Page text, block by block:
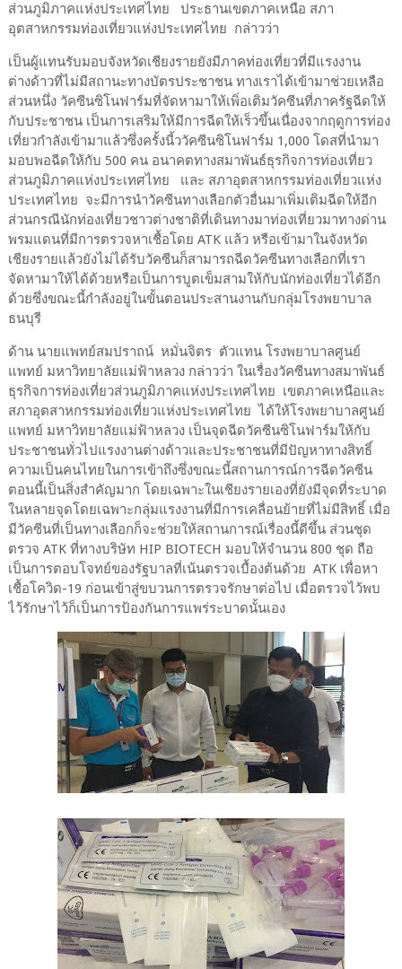
ส่วนภูมิภาคแห่งประเทศไทย ประธานเขตภาคเหนือ สภา
อุตสาหกรรมท่องเที่ยวแห่งประเทศไทย กล่าวว่า
เป็นผู้แทนรับมอบจังหวัดเชียงรายยังมีภาคท่องเที่ยวที่มีแรงงาน
ต่างด้าวที่ไม่มีสถานะทางบัตรประชาชน ทางเราได้เข้ามาช่วยเหลือ
ส่วนหนึ่ง วัคซีนซิโนฟาร์มที่จัดหามาให้เพิ่อเติมวัคซีนที่ภาครัฐฉีดให้
กับประชาชน เป็นการเสริมให้มีการฉีดให้เร็วขึ้นเนื่องจากฤดูการท่อง
เที่ยวกำลังเข้ามาแล้วซึ่งครั้งนี้ววัคซีนซิโนฟาร์ม 1,000 โดสที่นำมา
มอบพอฉีดให้กับ 500 คน อนาคตทางสมาพันธ์ธุรกิจการท่องเที่ยว
ส่วนภูมิภาคแห่งประเทศไทย และ สภาอุตสาหกรรมท่องเที่ยวแห่ง
ประเทศไทย จะมีการนำวัคซีนทางเลือกตัวอื่นมาเพิ่มเติมฉีดให้อีก
ส่วนกรณีนักท่องเที่ยวชาวต่างชาติที่เดินทางมาท่องเที่ยวมาทางด่าน
พรมแดนที่มีการตรวจหาเชื้อโดย ATK แล้ว หรือเข้ามาในจังหวัด
เชียงรายแล้วยังไม่ได้รับวัคซีนก็สามารถฉีดวัคซีนทางเลือกที่เรา
จัดหามาให้ได้ด้วยหรือเป็นการบูตเข็มสามให้กับนักท่องเที่ยวได้อีก
ด้วยซึ่งขณะนี้กำลังอยู่ในขั้นตอนประสานงานกับกลุ่มโรงพยาบาล
ธนบุรี
ด้าน นายแพทย์สมปราถน์ หมั่นจิตร ตัวแทน โรงพยาบาลศูนย์
แพทย์ มหาวิทยาลัยแม่ฟ้าหลวง กล่าวว่า ในเรื่องวัคซีนทางสมาพันธ์
ธุรกิจการท่องเที่ยวส่วนภูมิภาคแห่งประเทศไทย เขตภาคเหนือและ
สภาอุตสาหกรรมท่องเที่ยวแห่งประเทศไทย ได้ให้โรงพยาบาลศูนย์
แพทย์ มหาวิทยาลัยแม่ฟ้าหลวง เป็นจุดฉีดวัคซีนซิโนฟาร์มให้กับ
ประชาชนทั่วไปแรงงานต่างด้าวและประชาชนที่มีปัญหาทางสิทธิ์
ความเป็นคนไทยในการเข้าถึงซึ่งขณะนี้สถานการณ์การฉีดวัคซีน
ตอนนี้เป็นสิ่งสำคัญมาก โดยเฉพาะในเชียงรายเองที่ยังมีจุดที่ระบาด
ในหลายจุดโดยเฉพาะกลุ่มแรงงานที่มีการเคลื่อนย้ายที่ไม่มีสิทธิ์ เมื่อ
มีวัคซีนที่เป็นทางเลือกก็จะช่วยให้สถานการณ์เรื่องนี้ดีขึ้น ส่วนชุด
ตรวจ ATK ที่ทางบริษัท HIP BIOTECH มอบให้จำนวน 800 ชุด ถือ
เป็นการตอบโจทย์ของรัฐบาลที่เน้นตรวจเบื้องต้นด้วย ATK เพื่อหา
เชื้อโควิด-19 ก่อนเข้าสู่ขบวนการตรวจรักษาต่อไป เมื่อตรวจไว้พบ
ไว้รักษาไว้ก็เป็นการป้องกันการแพร่ระบาดนั้นเอง